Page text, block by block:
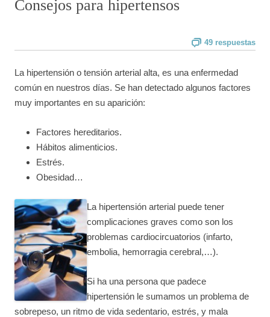
Consejos para hipertensos
49 respuestas
La hipertensión o tensión arterial alta, es una enfermedad
común en nuestros días. Se han detectado algunos factores
muy importantes en su aparición:
Factores hereditarios.
Hábitos alimenticios.
Estrés.
Obesidad…
La hipertensión arterial puede tener
complicaciones graves como son los
problemas cardiocircuatorios (infarto,
embolia, hemorragia cerebral,…).
Si ha una persona que padece
hipertensión le sumamos un problema de
sobrepeso, un ritmo de vida sedentario, estrés, y mala